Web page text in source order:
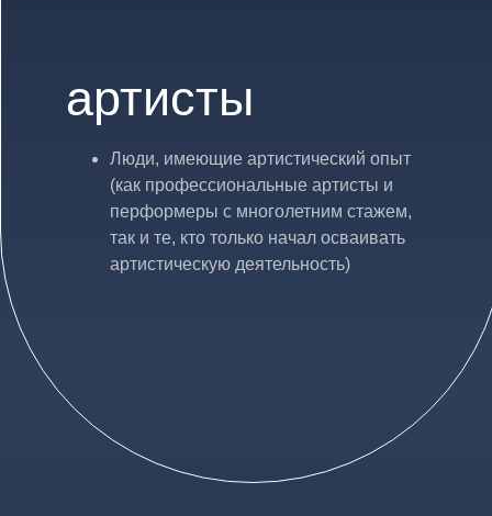
Люди, имеющие артистический опыт
(как профессиональные артисты и
перформеры с многолетним стажем,
так и те, кто только начал осваивать
артистическую деятельность)
артисты